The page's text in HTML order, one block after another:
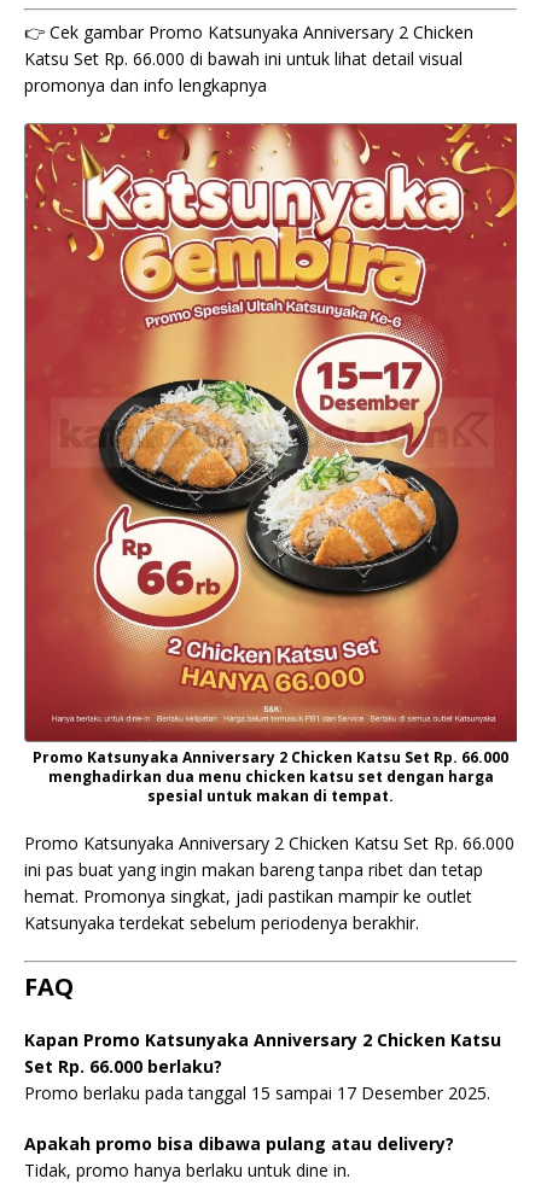
👉 Cek gambar Promo Katsunyaka Anniversary 2 Chicken
Katsu Set Rp. 66.000 di bawah ini untuk lihat detail visual
promonya dan info lengkapnya
Promo Katsunyaka Anniversary 2 Chicken Katsu Set Rp. 66.000
menghadirkan dua menu chicken katsu set dengan harga
spesial untuk makan di tempat.
Promo Katsunyaka Anniversary 2 Chicken Katsu Set Rp. 66.000
ini pas buat yang ingin makan bareng tanpa ribet dan tetap
hemat. Promonya singkat, jadi pastikan mampir ke outlet
Katsunyaka terdekat sebelum periodenya berakhir.
FAQ
Kapan Promo Katsunyaka Anniversary 2 Chicken Katsu
Set Rp. 66.000 berlaku?
Promo berlaku pada tanggal 15 sampai 17 Desember 2025.
Apakah promo bisa dibawa pulang atau delivery?
Tidak, promo hanya berlaku untuk dine in.